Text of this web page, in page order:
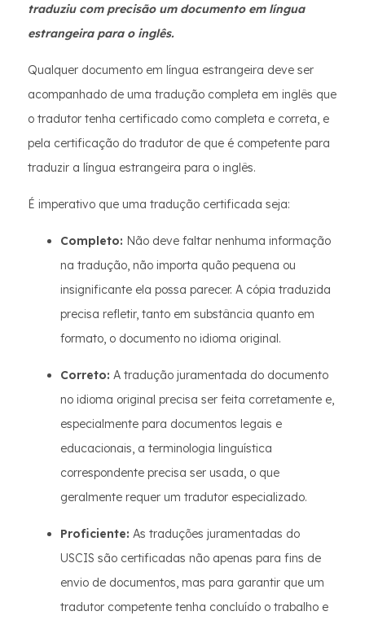
traduziu com precisão um documento em língua
estrangeira para o inglês.
Qualquer documento em língua estrangeira deve ser
acompanhado de uma tradução completa em inglês que
o tradutor tenha certificado como completa e correta, e
pela certificação do tradutor de que é competente para
traduzir a língua estrangeira para o inglês.
É imperativo que uma tradução certificada seja:
Completo: Não deve faltar nenhuma informação
na tradução, não importa quão pequena ou
insignificante ela possa parecer. A cópia traduzida
precisa refletir, tanto em substância quanto em
formato, o documento no idioma original.
Correto: A tradução juramentada do documento
no idioma original precisa ser feita corretamente e,
especialmente para documentos legais e
educacionais, a terminologia linguística
correspondente precisa ser usada, o que
geralmente requer um tradutor especializado.
Proficiente: As traduções juramentadas do
USCIS são certificadas não apenas para fins de
envio de documentos, mas para garantir que um
tradutor competente tenha concluído o trabalho e